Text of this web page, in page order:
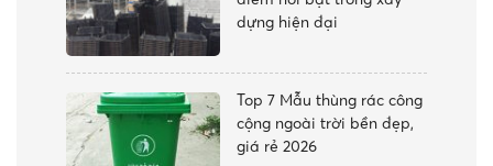
dựng hiện đại
Top 7 Mẫu thùng rác công
cộng ngoài trời bền đẹp,
giá rẻ 2026